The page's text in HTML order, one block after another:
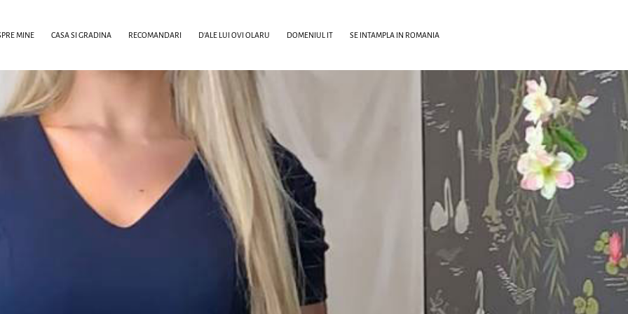
MINE CASA SI GRADINA RECOMANDARI D’ALE LUI OVI OLARU DOMENIUL IT SE INTAMPLA IN ROMANIA